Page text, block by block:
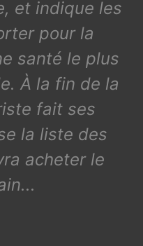
et indique les
pour la
santé le plus
À la fin de la
fait ses
la liste des
acheter le